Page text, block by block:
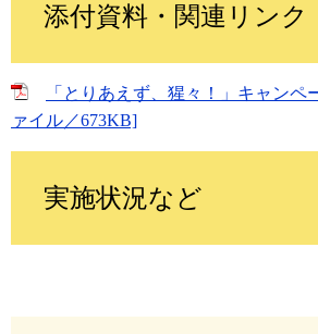
添付資料・関連リンク
「とりあえず、猩々！」キャンペ
ァイル／673KB]
実施状況など